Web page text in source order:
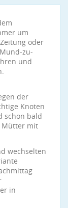
um
oder
zu-
und
der
Knoten
schon bald
Mütter mit
wechselten
in